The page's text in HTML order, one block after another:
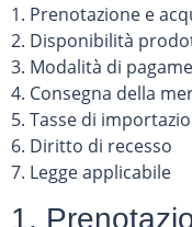
1. Prenotazione e
2. Disponibilità
3. Modalità di
4. Consegna della
5. Tasse di
6. Diritto di recesso
7. Legge applicabile
1.